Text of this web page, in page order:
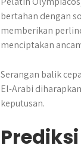
bertahan dengan
memberikan
menciptakan
Serangan balik
El-Arabi
keputusan.